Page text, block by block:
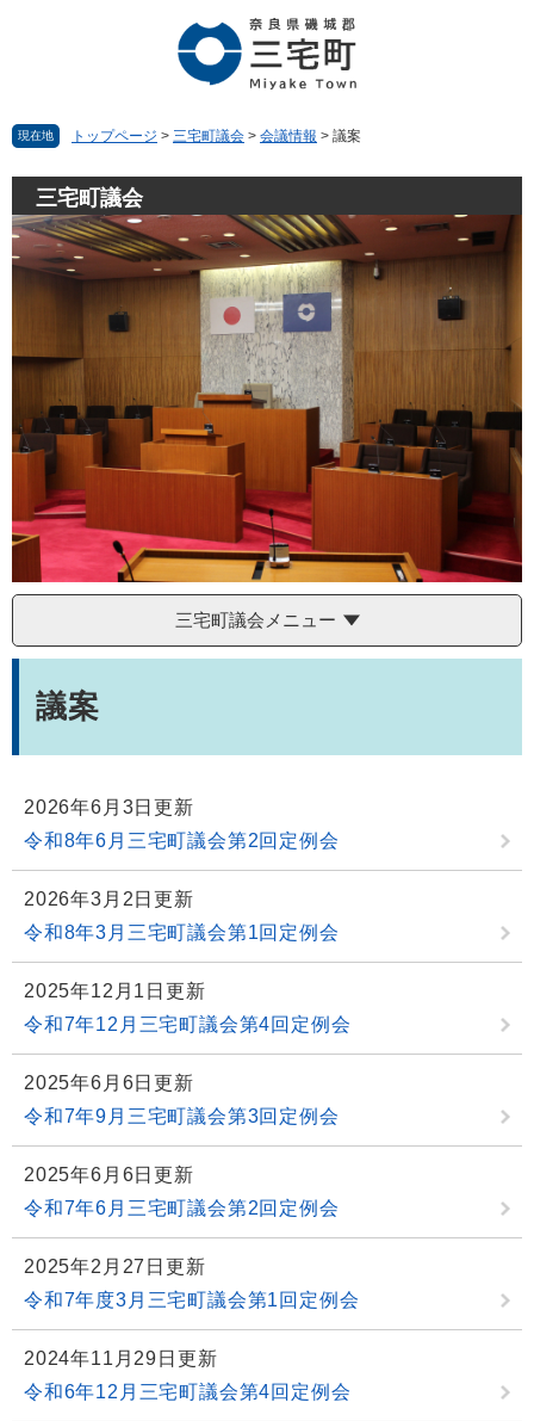
て
本
文
現在地 トップページ > 三宅町議会 > 会議情報 > 議案
三宅町議会
三宅町議会メニュー
議案
2026年6月3日更新
令和8年6月三宅町議会第2回定例会
2026年3月2日更新
令和8年3月三宅町議会第1回定例会
2025年12月1日更新
令和7年12月三宅町議会第4回定例会
2025年6月6日更新
令和7年9月三宅町議会第3回定例会
2025年6月6日更新
令和7年6月三宅町議会第2回定例会
2025年2月27日更新
令和7年度3月三宅町議会第1回定例会
2024年11月29日更新
令和6年12月三宅町議会第4回定例会